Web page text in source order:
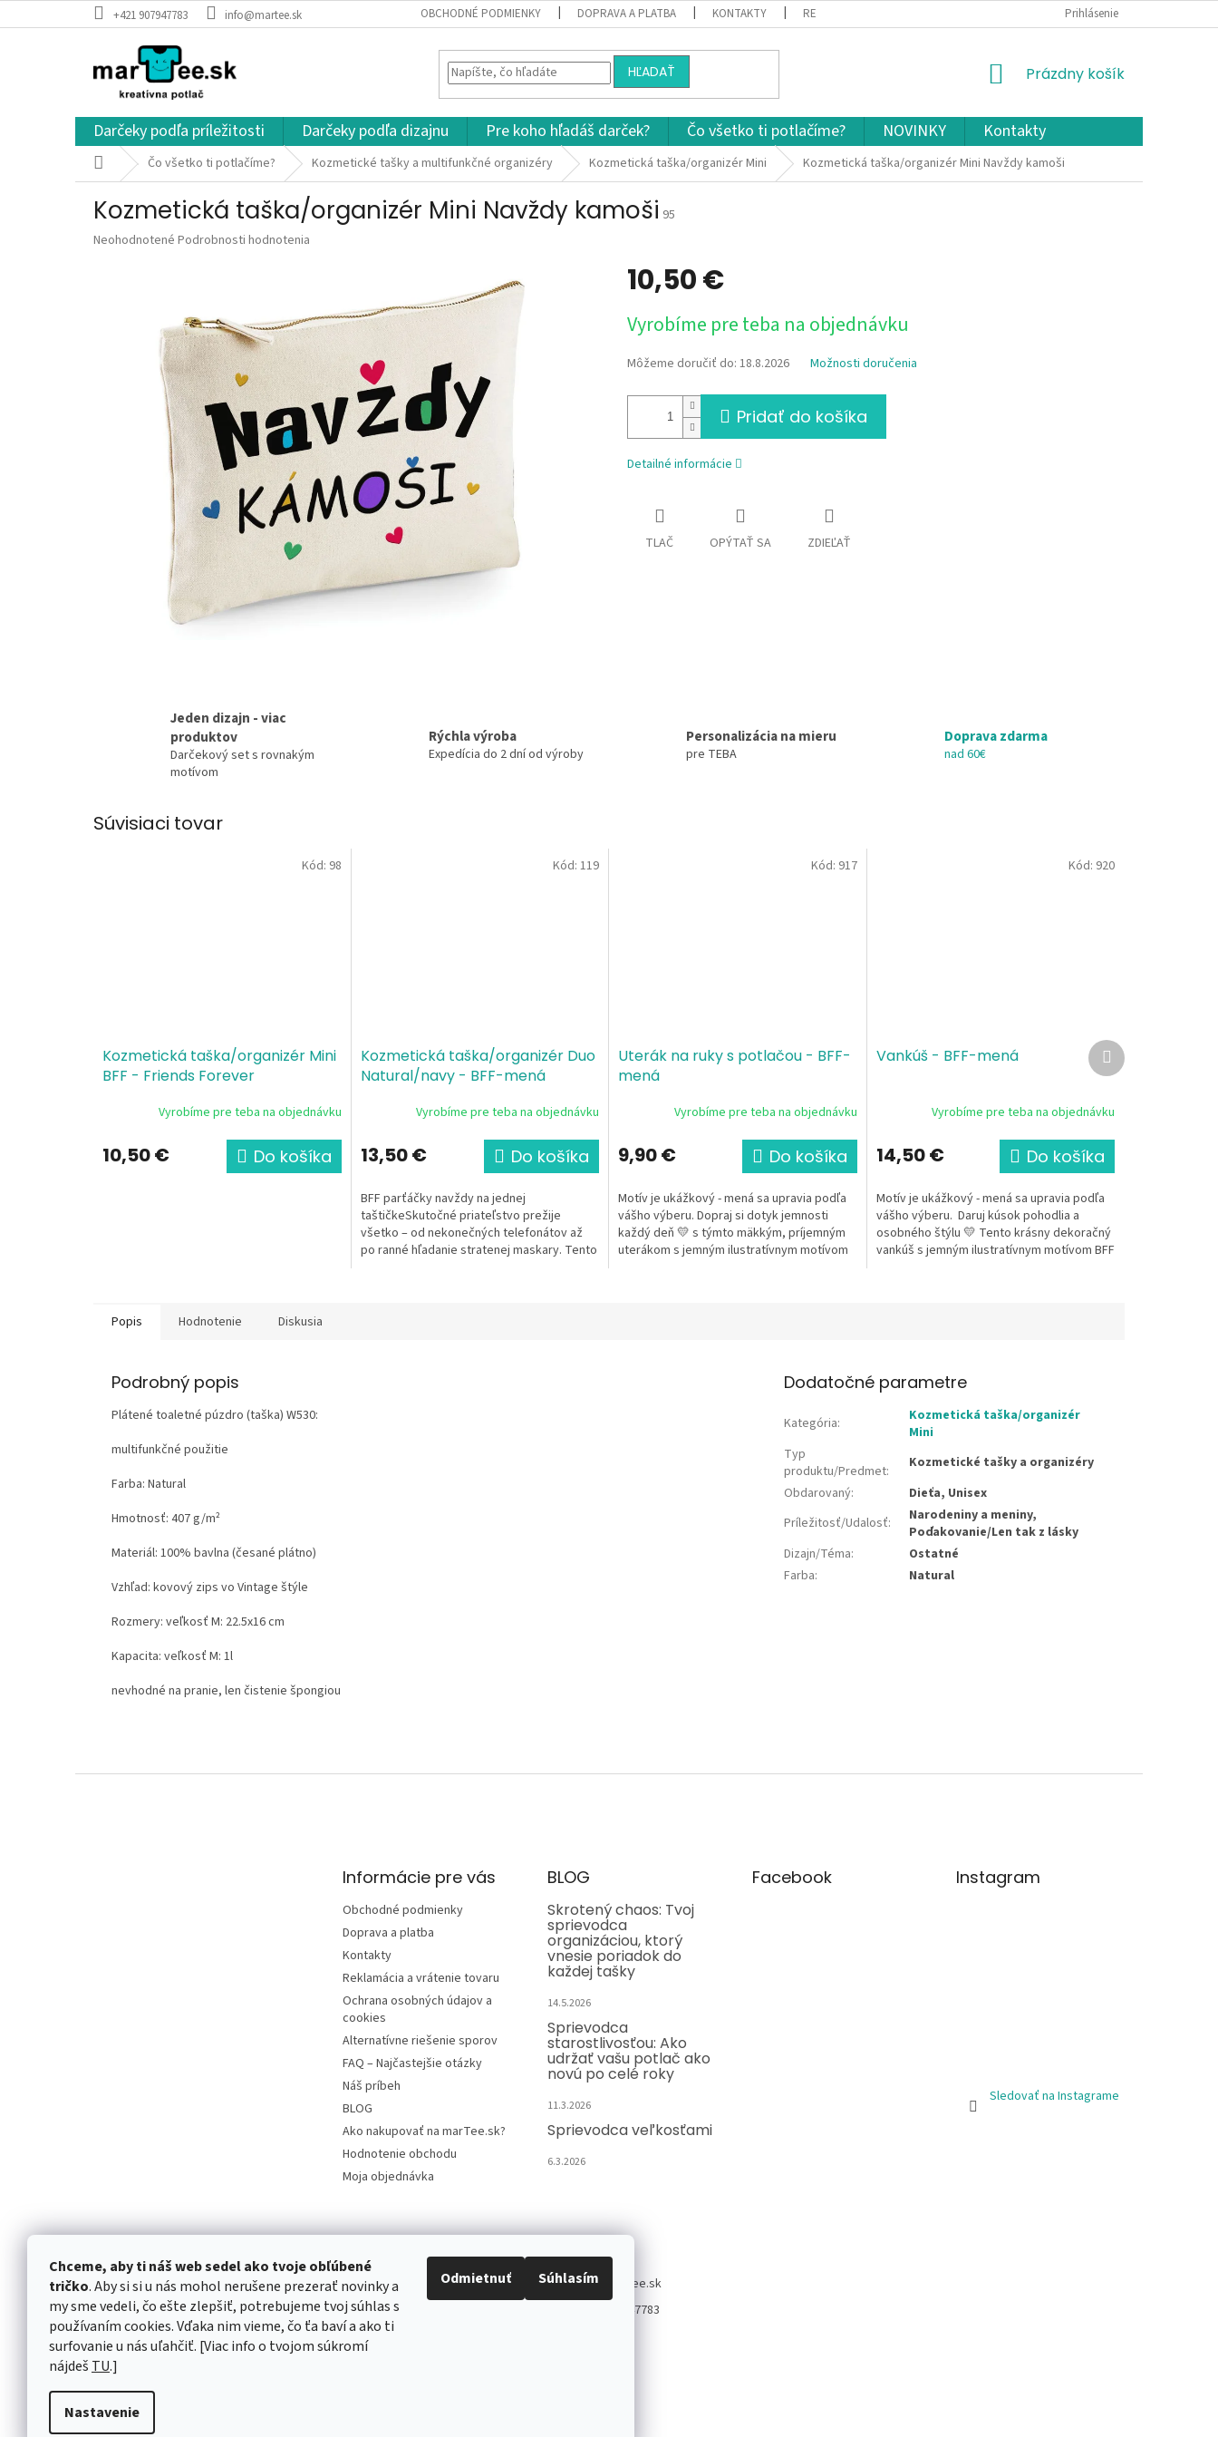
Chceme, aby ti náš web sedel ako tvoje obľúbené
tričko. Aby si si u nás mohol nerušene prezerať novinky a
my sme vedeli, čo ešte zlepšiť, potrebujeme tvoj súhlas s
používaním cookies. Vďaka nim vieme, čo ťa baví a ako ti
surfovanie u nás uľahčiť. [Viac info o tvojom súkromí
nájdeš TU.]
Nastavenie
Odmietnuť Súhlasím
na
+421 907947783 info@martee.sk OBCHODNÉ PODMIENKY DOPRAVA A PLATBA KONTAKTY REKLAMÁCIA A VRÁTENIE TOVARU OCHRANA OSOBNÝCH ÚDAJOV A COOKIES
Prihlásenie
HĽADAŤ
NÁKUPNÝ
Prázdny košík
Darčeky podľa príležitosti Darčeky podľa dizajnu Pre koho hľadáš darček? Čo všetko ti potlačíme? NOVINKY Kontakty
Domov Čo všetko ti potlačíme? Kozmetické tašky a multifunkčné organizéry Kozmetická taška/organizér Mini Kozmetická taška/organizér Mini Navždy kamoši
Kozmetická taška/organizér Mini Navždy kamoši 95
Priemerné
Neohodnotené Podrobnosti hodnotenia
10,50 €
cena:
Vyrobíme pre teba na objednávku
Môžeme doručiť do: 18.8.2026 Možnosti doručenia
Pridať do košíka
Detailné informácie
TLAČ OPÝTAŤ SA ZDIEĽAŤ
Jeden dizajn - viac
produktov
Darčekový set s rovnakým
motívom
Rýchla výroba
Expedícia do 2 dní od výroby
Personalizácia na mieru
pre TEBA
Doprava zdarma
nad 60€
Súvisiaci tovar
Kozmetická taška/organizér Mini
BFF - Friends Forever
Vyrobíme pre teba na objednávku
10,50 € Do košíka
Kód: 98
Kozmetická taška/organizér Duo
Natural/navy - BFF-mená
Vyrobíme pre teba na objednávku
13,50 € Do košíka
BFF parťáčky navždy na jednej
taštičkeSkutočné priateľstvo prežije
všetko – od nekonečných telefonátov až
po ranné hľadanie stratenej maskary. Tento
Kód: 119
Uterák na ruky s potlačou - BFF-
mená
Vyrobíme pre teba na objednávku
9,90 € Do košíka
Motív je ukážkový - mená sa upravia podľa
vášho výberu. Dopraj si dotyk jemnosti
každý deň 💛 s týmto mäkkým, príjemným
uterákom s jemným ilustratívnym motívom
Kód: 917
Vankúš - BFF-mená
Vyrobíme pre teba na objednávku
14,50 € Do košíka
Motív je ukážkový - mená sa upravia podľa
vášho výberu. Daruj kúsok pohodlia a
osobného štýlu 💛 Tento krásny dekoračný
vankúš s jemným ilustratívnym motívom BFF
Kód: 920
Ďalší
produkt
Popis Hodnotenie Diskusia
Podrobný popis
Plátené toaletné púzdro (taška) W530:
multifunkčné použitie
Farba: Natural
Hmotnosť: 407 g/m²
Materiál: 100% bavlna (česané plátno)
Vzhľad: kovový zips vo Vintage štýle
Rozmery: veľkosť M: 22.5x16 cm
Kapacita: veľkosť M: 1l
nevhodné na pranie, len čistenie špongiou
Dodatočné parametre
Kategória:
Kozmetická taška/organizér
Mini
Typ
produktu/Predmet:
Kozmetické tašky a organizéry
Obdarovaný:
Dieťa, Unisex
Príležitosť/Udalosť:
Narodeniny a meniny,
Poďakovanie/Len tak z lásky
Dizajn/Téma:
Ostatné
Farba: Natural
Informácie pre vás
Obchodné podmienky
Doprava a platba
Kontakty
Reklamácia a vrátenie tovaru
Ochrana osobných údajov a
cookies
Alternatívne riešenie sporov
FAQ – Najčastejšie otázky
Náš príbeh
BLOG
Ako nakupovať na marTee.sk?
Hodnotenie obchodu
Moja objednávka
BLOG
Skrotený chaos: Tvoj
sprievodca
organizáciou, ktorý
vnesie poriadok do
každej tašky
14.5.2026
Sprievodca
starostlivosťou: Ako
udržať vašu potlač ako
novú po celé roky
11.3.2026
Sprievodca veľkosťami
6.3.2026
Facebook Instagram
Sledovať na Instagrame
info@
martee.sk
+421 907947783